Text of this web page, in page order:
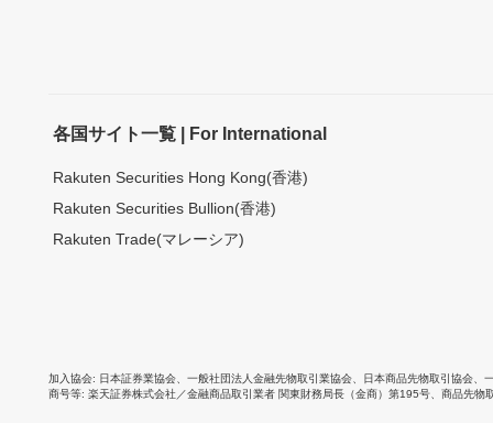
各国サイト一覧 | For International
Rakuten Securities Hong Kong(香港)
Rakuten Securities Bullion(香港)
Rakuten Trade(マレーシア)
加入協会 日本証券業協会 一般社団法人金融先物取引業協会 日本商品先物取引協会
商号等 楽天証券株式会社／金融商品取引業者 関東財務局長（金商）第195号、商品先物